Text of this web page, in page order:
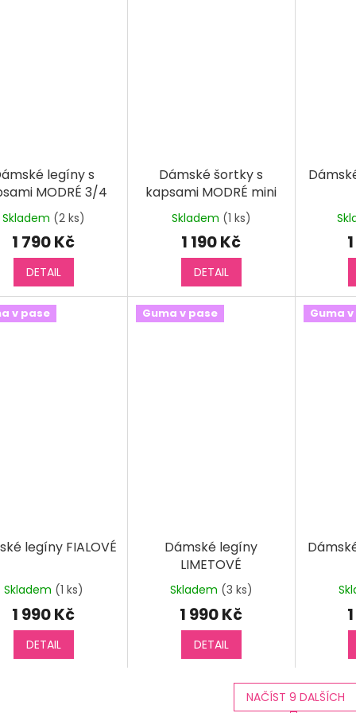
legíny s
MODRÉ 3/4
Skladem (2 ks)
1 790 Kč
DETAIL
Dámské šortky s
kapsami MODRÉ mini
Skladem (1 ks)
1 190 Kč
DETAIL
v pase
legíny FIALOVÉ
Skladem (1 ks)
1 990 Kč
DETAIL
Guma v pase
Dámské legíny
LIMETOVÉ
Skladem (3 ks)
1 990 Kč
DETAIL
Guma
NAČÍST 9 DALŠÍCH